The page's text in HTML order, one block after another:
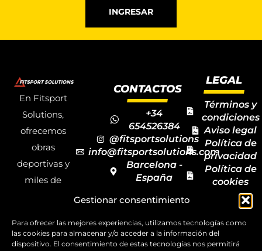
Gestionar consentimiento
Para ofrecer las mejores experiencias, utilizamos tecnologías como
las cookies para almacenar y/o acceder a la información del
dispositivo. El consentimiento de estas tecnologías nos permitirá
INGRESAR
En Fitsport
Solutions,
ofrecemos
obras
deportivas y
miles de
deportivos
para todas las
CONTACTOS
+34
654526384
@fitsportsolutions
info@fitsportsolutions.com
Barcelona -
España
de contacto
LEGAL
Términos y
condiciones
Aviso legal
Política de
privacidad
Política de
cookies
Mapa del
sitio